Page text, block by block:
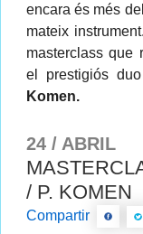
encara és més
mateix
masterclass que
el prestigiós
Komen.
24 / ABRIL
/ P. KOMEN
Compartir